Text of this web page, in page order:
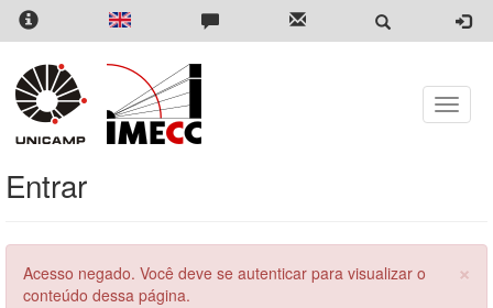
Pular
para
conteúdo
principal
Toggle
Entrar
×
Menssagem
de
Acesso negado. Você deve se autenticar para visualizar o
conteúdo dessa página.